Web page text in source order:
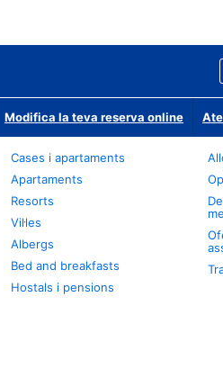
Modifica la teva reserva online
Cases i apartaments
Apartaments
Resorts
Vil·les
Albergs
Bed and breakfasts
Hostals i pensions